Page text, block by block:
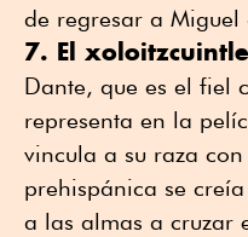
de regresar a
7. El xoloitzcuintle
Dante, que es el fiel
representa en la
vincula a su raza
prehispánica se
a las almas a cruzar